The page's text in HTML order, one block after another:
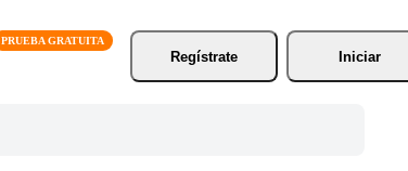
Regístrate
Iniciar